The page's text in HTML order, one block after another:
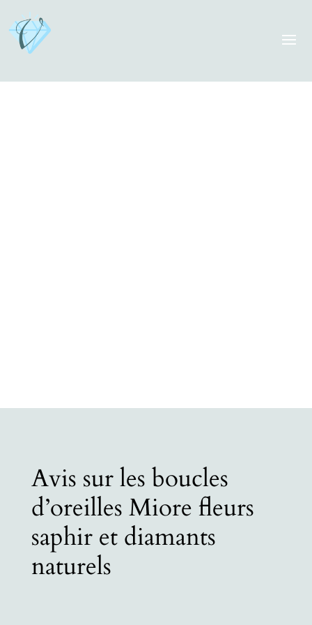
Avis sur les boucles
d’oreilles Miore fleurs
saphir et diamants
naturels